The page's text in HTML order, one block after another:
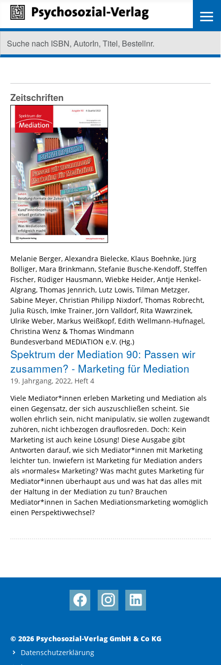
Zeitschriften
Melanie Berger, Alexandra Bielecke, Klaus Boehnke, Jürg
Bolliger, Mara Brinkmann, Stefanie Busche-Kendoff, Steffen
Fischer, Rüdiger Hausmann, Wiebke Heider, Antje Henkel-
Algrang, Thomas Jennrich, Lutz Lowis, Tilman Metzger,
Sabine Meyer, Christian Philipp Nixdorf, Thomas Robrecht,
Julia Rüsch, Imke Trainer, Jörn Valldorf, Rita Wawrzinek,
Ulrike Weber, Markus Weißkopf, Edith Wellmann-Hufnagel,
Christina Wenz & Thomas Windmann
Bundesverband MEDIATION e.V. (Hg.)
Spektrum der Mediation 90: Passen wir
zusammen? - Marketing für Mediation
19. Jahrgang, 2022, Heft 4
Viele Mediator*innen erleben Marketing und Mediation als
einen Gegensatz, der sich auszuschließen scheint. Sie
wollen ehrlich sein, nicht manipulativ, sie wollen zugewandt
zuhören, nicht ichbezogen drauflosreden. Doch: Kein
Marketing ist auch keine Lösung! Diese Ausgabe gibt
Antworten darauf, wie sich Mediator*innen mit Marketing
leichter tun. Inwiefern ist Marketing für Mediation anders
als »normales« Marketing? Was macht gutes Marketing für
Mediator*innen überhaupt aus und was hat das alles mit
der Haltung in der Mediation zu tun? Brauchen
Mediator*innen in Sachen Mediationsmarketing womöglich
einen Perspektivwechsel?
© 2026 Psychosozial-Verlag GmbH & Co KG
Datenschutzerklärung
≡